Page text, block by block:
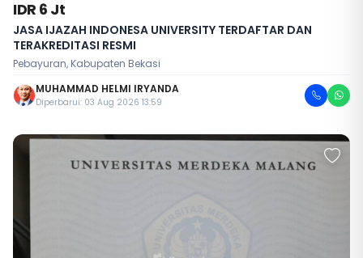
IDR 6 Jt
JASA IJAZAH INDONESA UNIVERSITY TERDAFTAR DAN
TERAKREDITASI RESMI
Pebayuran, Kabupaten Bekasi
MUHAMMAD HELMI IRYANDA
Diperbarui: 03 Aug 2026 13:59